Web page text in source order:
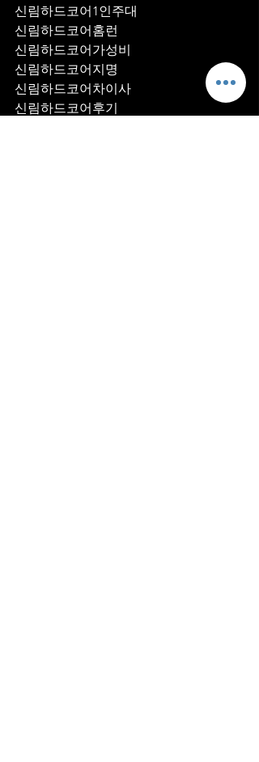
신림하드코어1인주대
신림하드코어홈런
신림하드코어가성비
신림하드코어지명
신림하드코어차이사
신림하드코어후기